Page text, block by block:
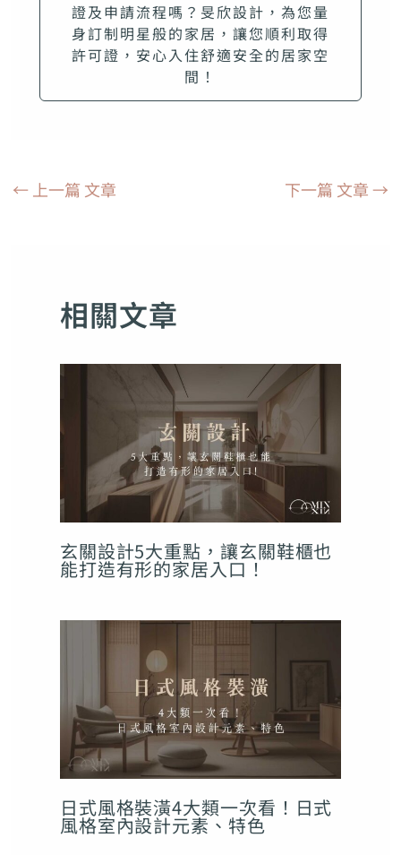
證及申請流程嗎？旻欣設計，為您量
身訂制明星般的家居，讓您順利取得
許可證，安心入住舒適安全的居家空
間！
←上一篇 文章 下一篇 文章→
相關文章
玄關設計5大重點，讓玄關鞋櫃也
能打造有形的家居入口！
日式風格裝潢4大類一次看！日式
風格室內設計元素、特色